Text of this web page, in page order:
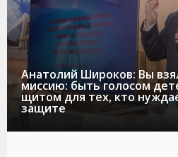
Анатолий Широков: Вы
миссию: быть голосом
щитом для тех, кто
защите